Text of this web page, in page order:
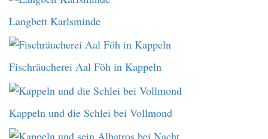
Langbett Karlsminde
Fischräucherei Aal Föh in Kappeln
Kappeln und die Schlei bei Vollmond